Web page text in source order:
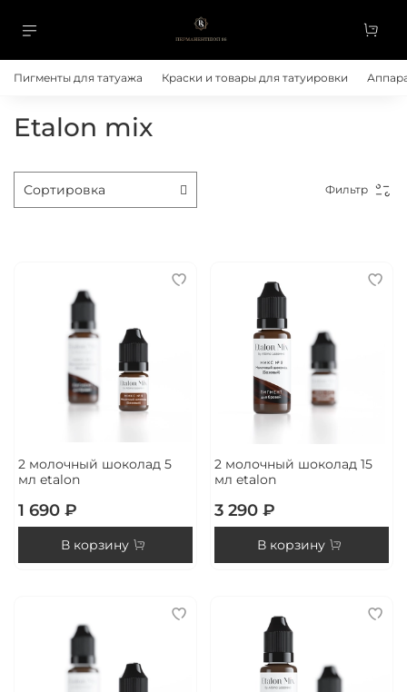
Пигменты для татуажа Краски и товары для татуировки
Etalon mix
2 молочный шоколад 5
мл etalon
1 690 ₽
В корзину
2 молочный шоколад 15
мл etalon
3 290 ₽
В корзину
Фильтр